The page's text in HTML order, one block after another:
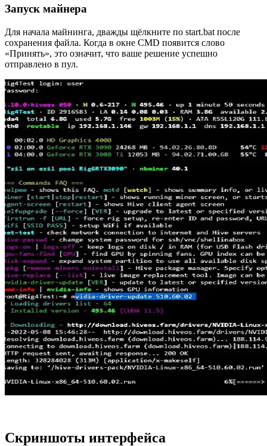
Запуск майнера
Для начала майнинга, дважды щёлкните по start.bat после
сохранения файла. Когда в окне CMD появится слово
«Принять», это означит, что ваше решение успешно
отправлено в пул.
Скриншоты интерфейса